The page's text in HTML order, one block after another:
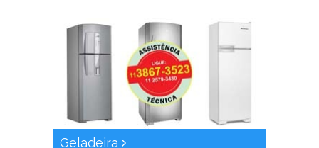
Geladeira